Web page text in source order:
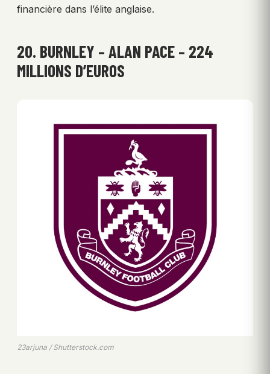
financière dans l’élite anglaise.
20. BURNLEY – ALAN PACE – 224
MILLIONS D’EUROS
23arjuna / Shutterstock.com